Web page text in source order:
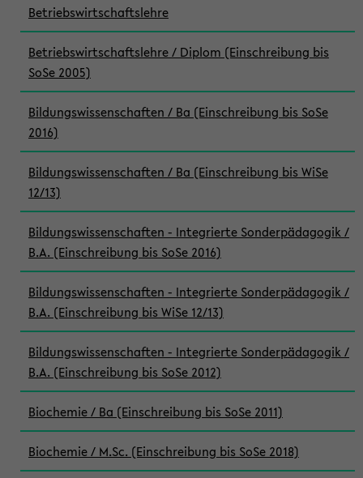
Betriebswirtschaftslehre
Betriebswirtschaftslehre / Diplom (Einschreibung bis
SoSe 2005)
Bildungswissenschaften / Ba (Einschreibung bis SoSe
2016)
Bildungswissenschaften / Ba (Einschreibung bis WiSe
12/13)
Bildungswissenschaften - Integrierte Sonderpädagogik /
B.A. (Einschreibung bis SoSe 2016)
Bildungswissenschaften - Integrierte Sonderpädagogik /
B.A. (Einschreibung bis WiSe 12/13)
Bildungswissenschaften - Integrierte Sonderpädagogik /
B.A. (Einschreibung bis SoSe 2012)
Biochemie / Ba (Einschreibung bis SoSe 2011)
Biochemie / M.Sc. (Einschreibung bis SoSe 2018)